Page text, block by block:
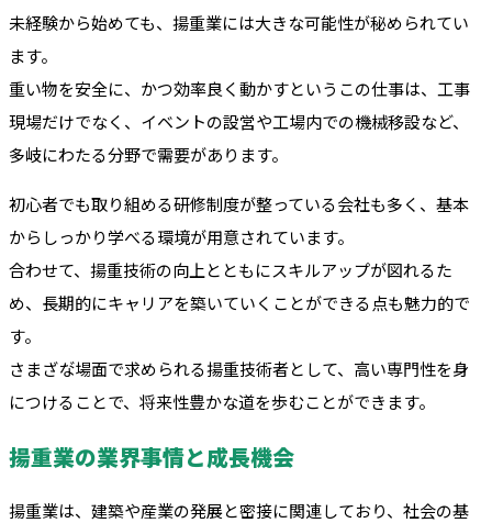
未経験から始めても、揚重業には大きな可能性が秘められてい
ます。
重い物を安全に、かつ効率良く動かすというこの仕事は、工事
現場だけでなく、イベントの設営や工場内での機械移設など、
多岐にわたる分野で需要があります。
初心者でも取り組める研修制度が整っている会社も多く、基本
からしっかり学べる環境が用意されています。
合わせて、揚重技術の向上とともにスキルアップが図れるた
め、長期的にキャリアを築いていくことができる点も魅力的で
す。
さまざな゙場面で求められる揚重技術者として、高い専門性を身
につけることで、将来性豊かな道を歩むことができます。
揚重業の業界事情と成長機会
揚重業は、建築や産業の発展と密接に関連しており、社会の基